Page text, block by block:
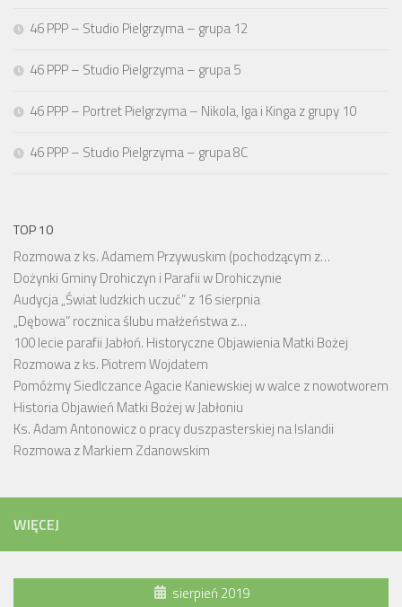
46 PPP – Studio Pielgrzyma – grupa 12
46 PPP – Studio Pielgrzyma – grupa 5
46 PPP – Portret Pielgrzyma – Nikola, Iga i Kinga z grupy 10
46 PPP – Studio Pielgrzyma – grupa 8C
TOP 10
Rozmowa z ks. Adamem Przywuskim (pochodzącym z…
Dożynki Gminy Drohiczyn i Parafii w Drohiczynie
Audycja „Świat ludzkich uczuć” z 16 sierpnia
„Dębowa” rocznica ślubu małżeństwa z…
100 lecie parafii Jabłoń. Historyczne Objawienia Matki Bożej
Rozmowa z ks. Piotrem Wojdatem
Pomóżmy Siedlczance Agacie Kaniewskiej w walce z nowotworem
Historia Objawień Matki Bożej w Jabłoniu
Ks. Adam Antonowicz o pracy duszpasterskiej na Islandii
Rozmowa z Markiem Zdanowskim
WIĘCEJ
sierpień 2019